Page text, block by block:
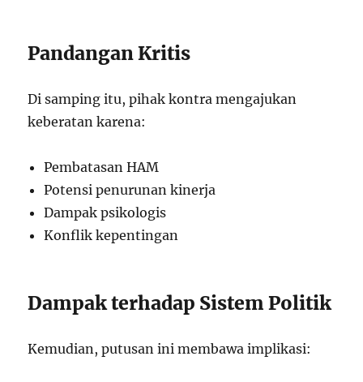
Pandangan Kritis
Di samping itu, pihak kontra mengajukan
keberatan karena:
Pembatasan HAM
Potensi penurunan kinerja
Dampak psikologis
Konflik kepentingan
Dampak terhadap Sistem Politik
Kemudian, putusan ini membawa implikasi: